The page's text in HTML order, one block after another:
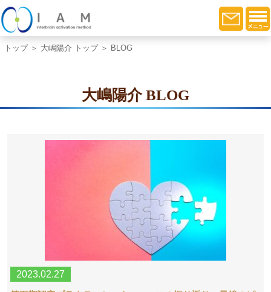
トップ＞ 大嶋陽介 トップ＞ BLOG
大嶋陽介 BLOG
2023.02.27